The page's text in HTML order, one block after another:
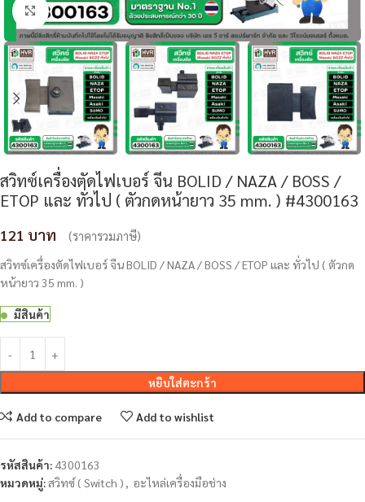
Click to enlarge
สวิทซ์เครื่องตัดไฟเบอร์ จีน BOLID / NAZA / BOSS /
ETOP และ ทั่วไป ( ตัวกดหน้ายาว 35 mm. ) #4300163
121 (ราคารวมภาษี)
สวิทซ์เครื่องตัดไฟเบอร์ จีน BOLID / NAZA / BOSS / ETOP และ ทั่วไป ( ตัวกด
หน้ายาว 35 mm. )
มีสินค้า
หยิบใส่ตะกร้า
Add to compare Add to wishlist
รหัสสินค้า: 4300163
หมวดหมู่:สวิทซ์ ( Switch ) , อะไหล่เครื่องมือช่าง